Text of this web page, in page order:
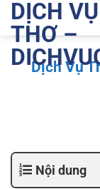
qua
dung
DỊCH
THƠ –
Dịch Vụ
Nội dung